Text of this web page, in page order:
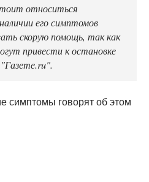
относиться
его симптомов
скорую помощь, так как
привести к остановке
симптомы говорят об этом